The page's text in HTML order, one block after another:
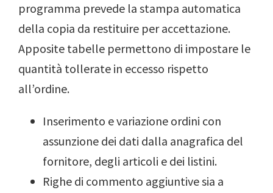
programma prevede la stampa automatica
della copia da restituire per accettazione.
Apposite tabelle permettono di impostare le
quantità tollerate in eccesso rispetto
all’ordine.
Inserimento e variazione ordini con
assunzione dei dati dalla anagrafica del
fornitore, degli articoli e dei listini.
Righe di commento aggiuntive sia a